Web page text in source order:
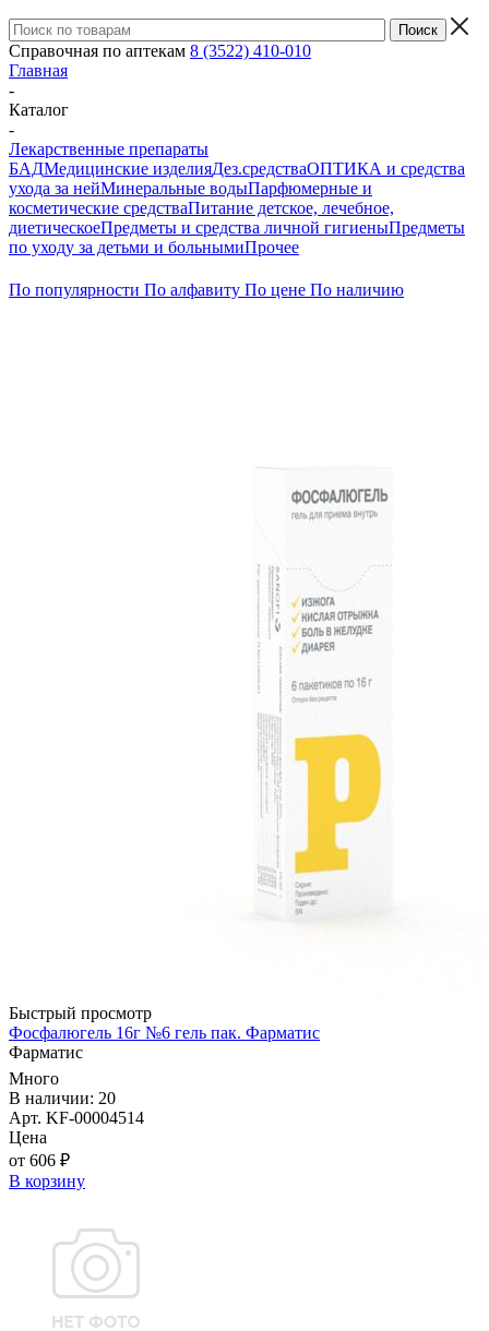
Справочная по аптекам 8 (3522) 410-010
Главная
-
Каталог
-
Лекарственные препараты
БАДМедицинские изделияДез.средстваОПТИКА и средства
ухода за нейМинеральные водыПарфюмерные и
косметические средстваПитание детское, лечебное,
диетическоеПредметы и средства личной гигиеныПредметы
по уходу за детьми и больнымиПрочее
По популярности По алфавиту По цене По наличию
Быстрый просмотр
Фосфалюгель 16г №6 гель пак. Фарматис
Фарматис
Много
В наличии: 20
Арт. KF-00004514
Цена
от 606 ₽
В корзину